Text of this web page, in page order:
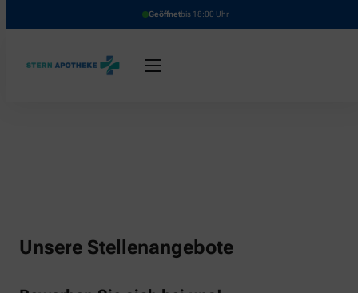
Geöffnetbis 18:00 Uhr
Unsere Stellenangebote